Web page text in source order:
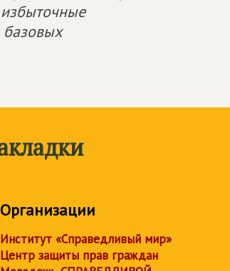
базовых
Организации
Институт «Справедливый мир»
Центр защиты прав граждан